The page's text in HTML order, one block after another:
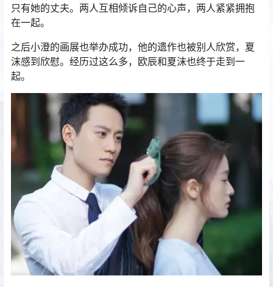
只有她的丈夫。两人互相倾诉自己的心声，两人紧紧拥抱
在一起。
之后小澄的画展也举办成功，他的遗作也被别人欣赏，夏
沫感到欣慰。经历过这么多，欧辰和夏沫也终于走到一
起。